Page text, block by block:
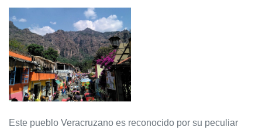
Este pueblo Veracruzano es reconocido por su peculiar